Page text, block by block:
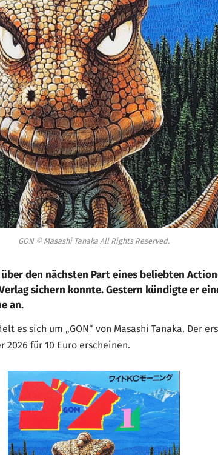
GON © Masashi Tanaka All Rights Reserved.
den nächsten Part eines beliebten
sichern konnte. Gestern kündigte er
an.
es sich um „GON“ von Masashi Tanaka. Der
für 10 Euro erscheinen.